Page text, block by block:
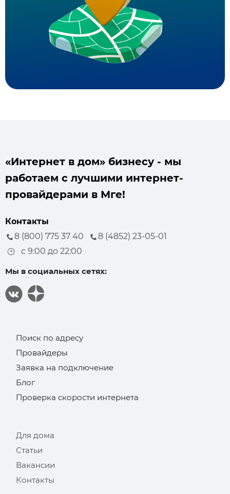
«Интернет в дом» бизнесу - мы
работаем с лучшими интернет-
провайдерами в Мге!
Контакты
8 (800) 775 37 40
8 (4852) 23-05-01
с 9:00 до 22:00
Мы в социальных сетях:
Поиск по адресу
Провайдеры
Заявка на подключение
Блог
Проверка скорости интернета
Для дома
Статьи
Вакансии
Контакты